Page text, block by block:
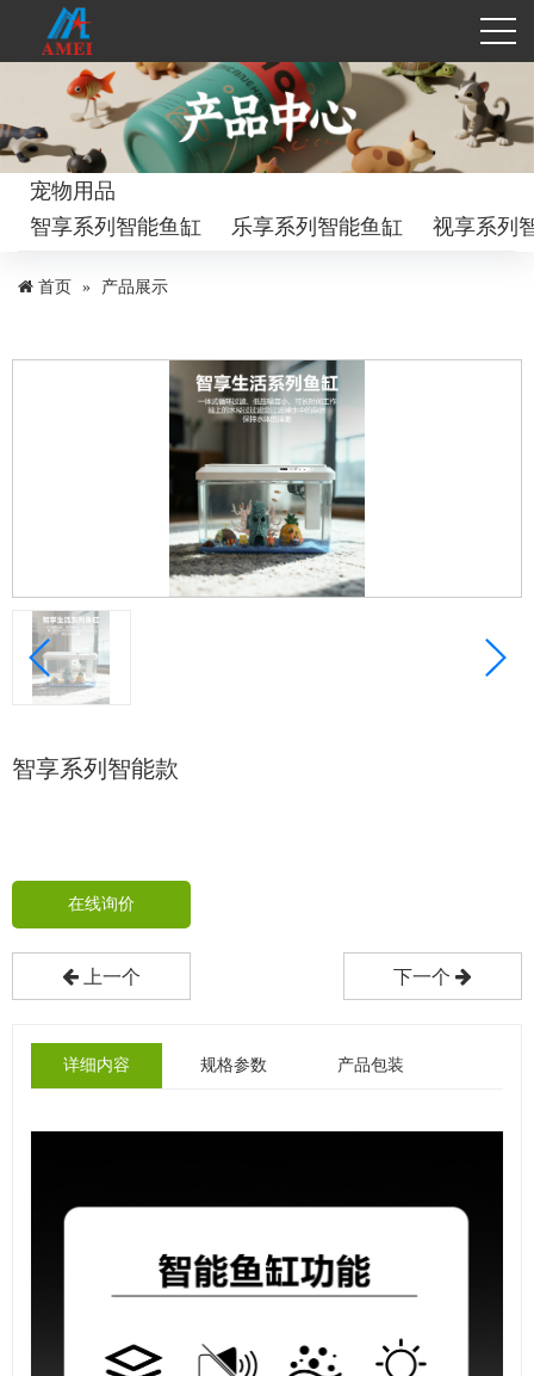
宠物用品
智享系列智能鱼缸
乐享系列智能鱼缸 视享系列
首页 产品展示
智享系列智能款
在线询价
上一个 下一个
详细内容 规格参数 产品包装